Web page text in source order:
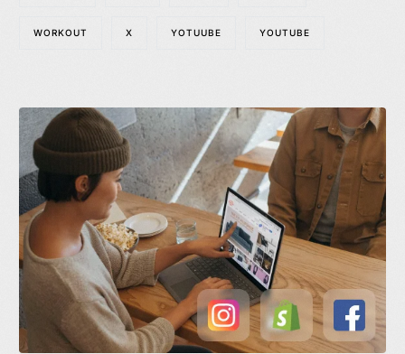
WORKOUT X YOTUUBE YOUTUBE